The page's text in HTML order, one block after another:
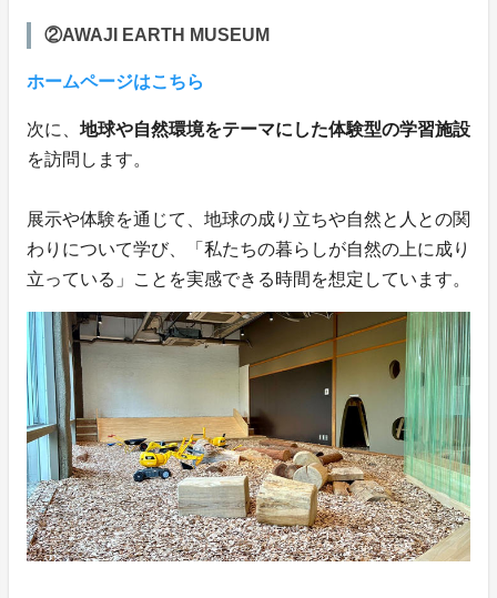
②AWAJI EARTH MUSEUM
ホームページはこちら
次に、 地球や自然環境をテーマにした体験型の学習施設
を訪問します。
展示や体験を通じて、地球の成り立ちや自然と人との関
わりについて学び、「私たちの暮らしが自然の上に成り
立っている」ことを実感できる時間を想定しています。